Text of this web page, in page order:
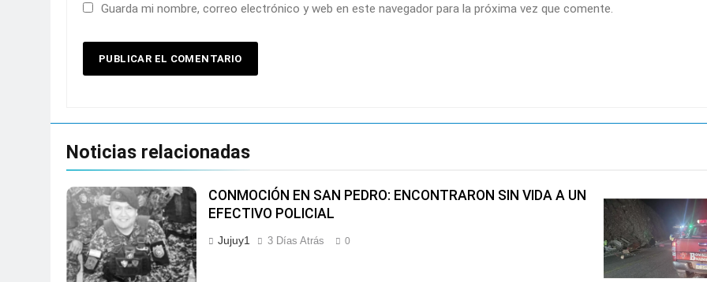
Guarda mi nombre, correo electrónico y web en este navegador para la próxima vez que comente.
Noticias relacionadas
CONMOCIÓN EN SAN PEDRO: ENCONTRARON SIN VIDA A UN
EFECTIVO POLICIAL
Jujuy1 3 Días Atrás 0